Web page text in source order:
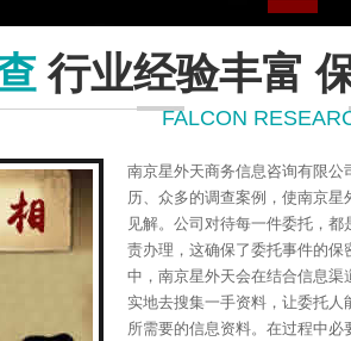
行业经验丰富
FALCON
南京星外天商务信息咨询有限公
历、众多的调查案例，使南京
见解。公司对待每一件委托，
责办理，这确保了委托事件的保
中，南京星外天会在结合信息渠
实地去搜集一手资料，让委托人
所需要的信息资料。在过程中